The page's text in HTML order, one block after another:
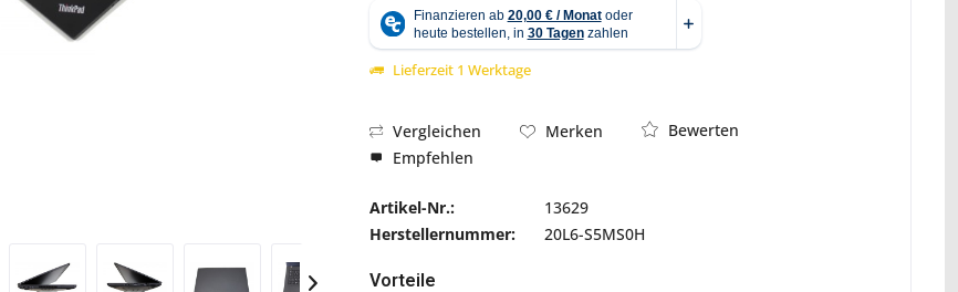
Abbildung ähnlich
Lieferzeit 1 Werktage
Vergleichen Merken
Bewerten
Empfehlen
Artikel-Nr.:
13629
Herstellernummer:
20L6-S5MS0H
Vorteile